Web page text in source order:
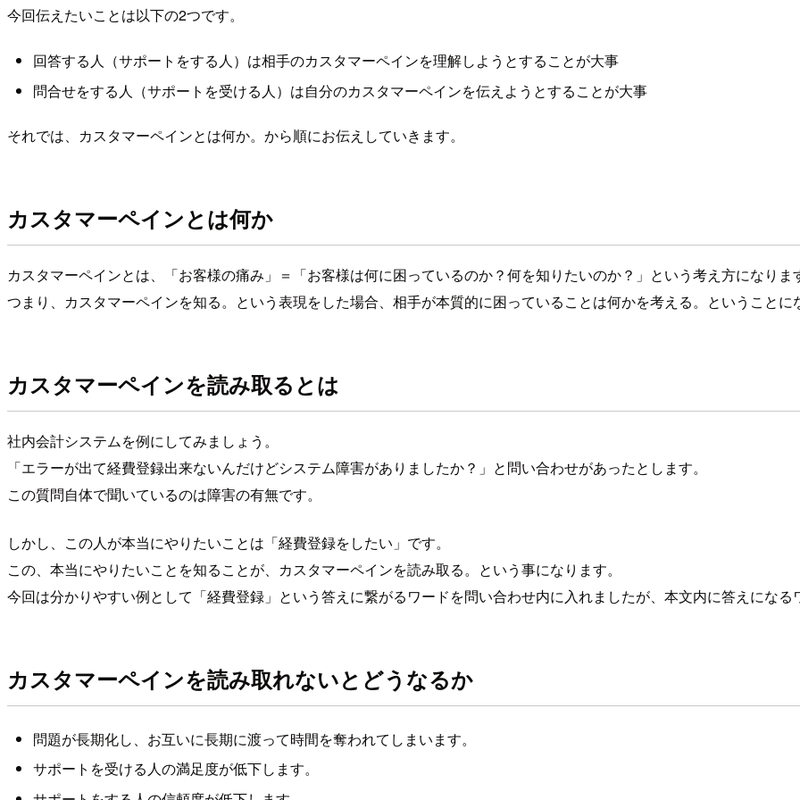
今回伝えたいことは以下の2つです。
回答する人（サポートをする人）は相手のカスタマーペインを理解しようとすることが大事
問合せをする人（サポートを受ける人）は自分のカスタマーペインを伝えようとすることが大事
それでは、カスタマーペインとは何か。から順にお伝えしていきます。
カスタマーペインとは何か
カスタマーペインとは、「お客様の痛み」＝「お客様は何に困っているのか？何を知りたいのか？」という考え方になりま
つまり、カスタマーペインを知る。という表現をした場合、相手が本質的に困っていることは何かを考える。ということに
カスタマーペインを読み取るとは
社内会計システムを例にしてみましょう。
「エラーが出て経費登録出来ないんだけどシステム障害がありましたか？」と問い合わせがあったとします。
この質問自体で聞いているのは障害の有無です。
しかし、この人が本当にやりたいことは「経費登録をしたい」です。
この、本当にやりたいことを知ることが、カスタマーペインを読み取る。という事になります。
今回は分かりやすい例として「経費登録」という答えに繋がるワードを問い合わせ内に入れましたが、本文内に答えになる
カスタマーペインを読み取れないとどうなるか
問題が長期化し、お互いに長期に渡って時間を奪われてしまいます。
サポートを受ける人の満足度が低下します。